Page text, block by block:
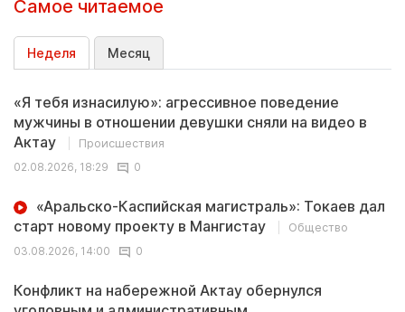
Самое читаемое
Неделя Месяц
«Я тебя изнасилую»: агрессивное поведение
мужчины в отношении девушки сняли на видео в
Актау
Происшествия
02.08.2026, 18:29
0
«Аральско-Каспийская магистраль»: Токаев дал
старт новому проекту в Мангистау
Общество
03.08.2026, 14:00
0
Конфликт на набережной Актау обернулся